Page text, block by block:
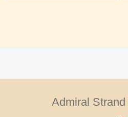
Admiral